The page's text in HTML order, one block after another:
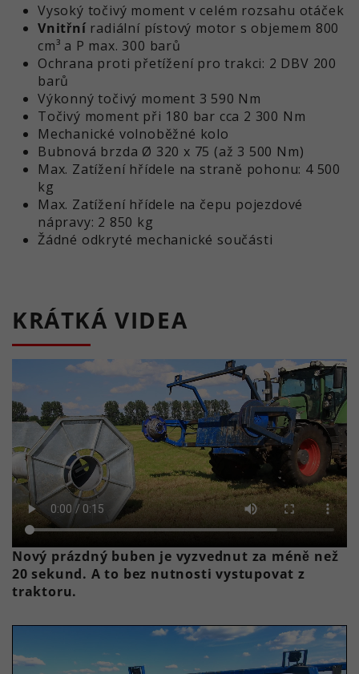
Vysoký točivý moment v celém rozsahu otáček
Vnitřní radiální pístový motor s objemem 800
cm³ a P max. 300 barů
Ochrana proti přetížení pro trakci: 2 DBV 200
barů
Výkonný točivý moment 3 590 Nm
Točivý moment při 180 bar cca 2 300 Nm
Mechanické volnoběžné kolo
Bubnová brzda Ø 320 x 75 (až 3 500 Nm)
Max. Zatížení hřídele na straně pohonu: 4 500
kg
Max. Zatížení hřídele na čepu pojezdové
nápravy: 2 850 kg
Žádné odkryté mechanické součásti
KRÁTKÁ VIDEA
Nový prázdný buben je vyzvednut za méně než
20 sekund. A to bez nutnosti vystupovat z
traktoru.